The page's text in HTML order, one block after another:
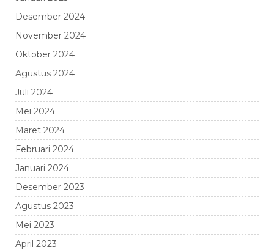
Desember 2024
November 2024
Oktober 2024
Agustus 2024
Juli 2024
Mei 2024
Maret 2024
Februari 2024
Januari 2024
Desember 2023
Agustus 2023
Mei 2023
April 2023